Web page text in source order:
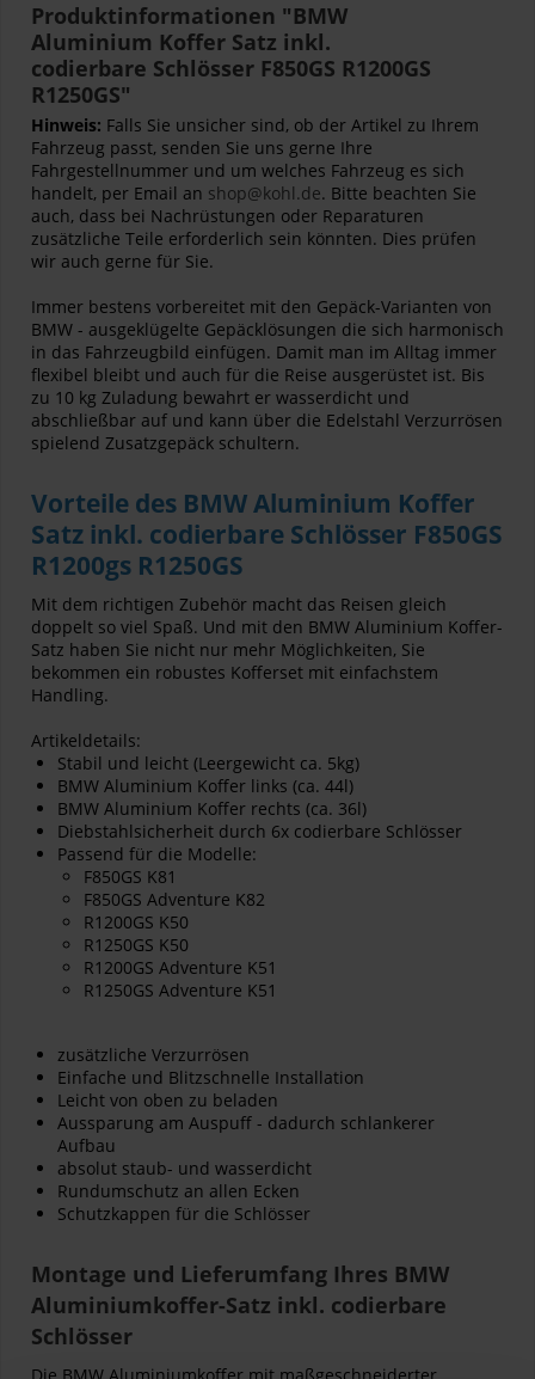
Produktinformationen "BMW
Aluminium Koffer Satz inkl.
codierbare Schlösser F850GS R1200GS
R1250GS"
Hinweis: Falls Sie unsicher sind, ob der Artikel zu Ihrem
Fahrzeug passt, senden Sie uns gerne Ihre
Fahrgestellnummer und um welches Fahrzeug es sich
handelt, per Email an shop@kohl.de. Bitte beachten Sie
auch, dass bei Nachrüstungen oder Reparaturen
zusätzliche Teile erforderlich sein könnten. Dies prüfen
wir auch gerne für Sie.
Immer bestens vorbereitet mit den Gepäck-Varianten von
BMW - ausgeklügelte Gepäcklösungen die sich harmonisch
in das Fahrzeugbild einfügen. Damit man im Alltag immer
flexibel bleibt und auch für die Reise ausgerüstet ist. Bis
zu 10 kg Zuladung bewahrt er wasserdicht und
abschließbar auf und kann über die Edelstahl Verzurrösen
spielend Zusatzgepäck schultern.
Vorteile des BMW Aluminium Koffer
Satz inkl. codierbare Schlösser F850GS
R1200gs R1250GS
Mit dem richtigen Zubehör macht das Reisen gleich
doppelt so viel Spaß. Und mit den BMW Aluminium Koffer-
Satz haben Sie nicht nur mehr Möglichkeiten, Sie
bekommen ein robustes Kofferset mit einfachstem
Handling.
Artikeldetails:
Stabil und leicht (Leergewicht ca. 5kg)
BMW Aluminium Koffer links (ca. 44l)
BMW Aluminium Koffer rechts (ca. 36l)
Diebstahlsicherheit durch 6x codierbare Schlösser
Passend für die Modelle:
F850GS K81
F850GS Adventure K82
R1200GS K50
R1250GS K50
R1200GS Adventure K51
R1250GS Adventure K51
zusätzliche Verzurrösen
Einfache und Blitzschnelle Installation
Leicht von oben zu beladen
Aussparung am Auspuff - dadurch schlankerer
Aufbau
absolut staub- und wasserdicht
Rundumschutz an allen Ecken
Schutzkappen für die Schlösser
Montage und Lieferumfang Ihres BMW
Aluminiumkoffer-Satz inkl. codierbare
Schlösser